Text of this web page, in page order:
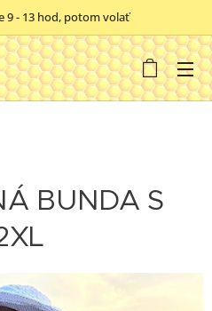
9 - 13 hod, potom volať
BUNDA S